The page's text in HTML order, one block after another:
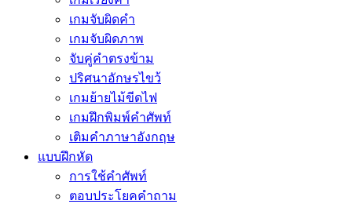
เกมจับผิดคำ
เกมจับผิดภาพ
จับคู่คำตรงข้าม
ปริศนาอักษรไขว้
เกมย้ายไม้ขีดไฟ
เกมฝึกพิมพ์คำศัพท์
เติมคำภาษาอังกฤษ
แบบฝึกหัด
การใช้คำศัพท์
ตอบประโยคคำถาม